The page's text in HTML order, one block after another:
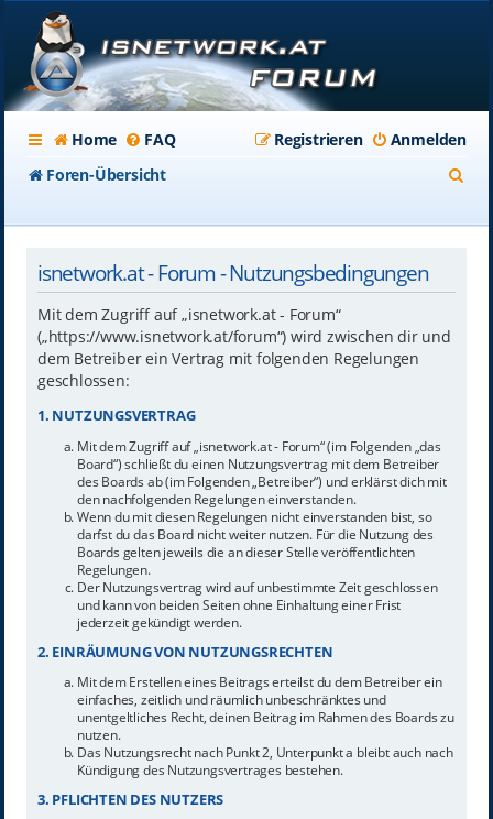
Home FAQ Anmelden
Registrieren
Foren-Übersicht
isnetwork.at - Forum - Nutzungsbedingungen
Mit dem Zugriff auf „isnetwork.at - Forum“
(„https://www.isnetwork.at/forum“) wird zwischen dir und
dem Betreiber ein Vertrag mit folgenden Regelungen
geschlossen:
1. NUTZUNGSVERTRAG
Mit dem Zugriff auf „isnetwork.at - Forum“ (im Folgenden „das
Board“) schließt du einen Nutzungsvertrag mit dem Betreiber
des Boards ab (im Folgenden „Betreiber“) und erklärst dich mit
den nachfolgenden Regelungen einverstanden.
Wenn du mit diesen Regelungen nicht einverstanden bist, so
darfst du das Board nicht weiter nutzen. Für die Nutzung des
Boards gelten jeweils die an dieser Stelle veröffentlichten
Regelungen.
Der Nutzungsvertrag wird auf unbestimmte Zeit geschlossen
und kann von beiden Seiten ohne Einhaltung einer Frist
jederzeit gekündigt werden.
2. EINRÄUMUNG VON NUTZUNGSRECHTEN
Mit dem Erstellen eines Beitrags erteilst du dem Betreiber ein
einfaches, zeitlich und räumlich unbeschränktes und
unentgeltliches Recht, deinen Beitrag im Rahmen des Boards zu
nutzen.
Das Nutzungsrecht nach Punkt 2, Unterpunkt a bleibt auch nach
Kündigung des Nutzungsvertrages bestehen.
3. PFLICHTEN DES NUTZERS